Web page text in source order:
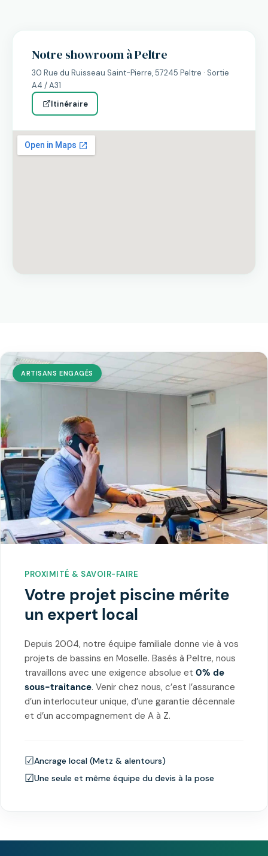
Notre showroom à Peltre
30 Rue du Ruisseau Saint-Pierre, 57245 Peltre · Sortie
A4 / A31
Itinéraire
ARTISANS ENGAGÉS
PROXIMITÉ & SAVOIR-FAIRE
Votre projet piscine mérite
un expert local
Depuis 2004, notre équipe familiale donne vie à vos
projets de bassins en Moselle. Basés à Peltre, nous
travaillons avec une exigence absolue et 0% de
sous-traitance. Venir chez nous, c’est l’assurance
d’un interlocuteur unique, d’une garantie décennale
et d’un accompagnement de A à Z.
☑Ancrage local (Metz & alentours)
☑Une seule et même équipe du devis à la pose